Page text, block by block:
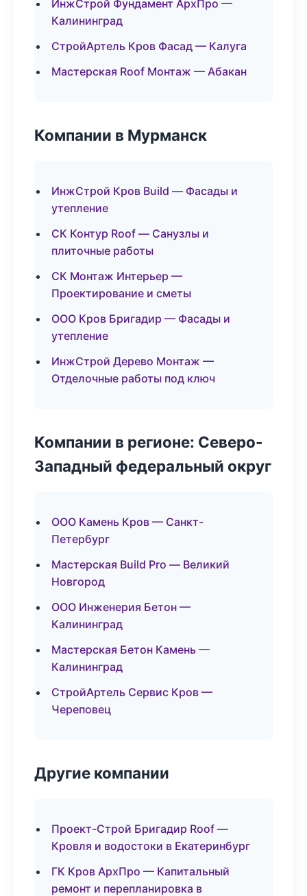
ИнжСтрой Фундамент АрхПро —
Калининград
СтройАртель Кров Фасад — Калуга
Мастерская Roof Монтаж — Абакан
Компании в Мурманск
ИнжСтрой Кров Build — Фасады и
утепление
СК Контур Roof — Санузлы и
плиточные работы
СК Монтаж Интерьер —
Проектирование и сметы
ООО Кров Бригадир — Фасады и
утепление
ИнжСтрой Дерево Монтаж —
Отделочные работы под ключ
Компании в регионе: Северо-
Западный федеральный округ
ООО Камень Кров — Санкт-
Петербург
Мастерская Build Pro — Великий
Новгород
ООО Инженерия Бетон —
Калининград
Мастерская Бетон Камень —
Калининград
СтройАртель Сервис Кров —
Череповец
Другие компании
Проект-Строй Бригадир Roof —
Кровля и водостоки в Екатеринбург
ГК Кров АрхПро — Капитальный
ремонт и перепланировка в